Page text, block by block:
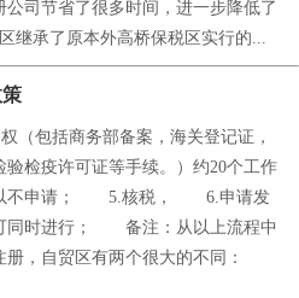
司节省了很多时间，进一步降低了
承了原本外高桥保税区实行的...
包括商务部备案，海关登记证，
检疫许可证等手续。）约20个工作
以不申请； 5.核税， 6.申请发
同时进行； 备注：从以上流程中
册，自贸区有两个很大的不同：